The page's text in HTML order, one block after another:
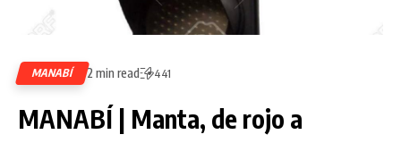
MANABÍ 2 min read 441
MANABÍ | Manta, de rojo a